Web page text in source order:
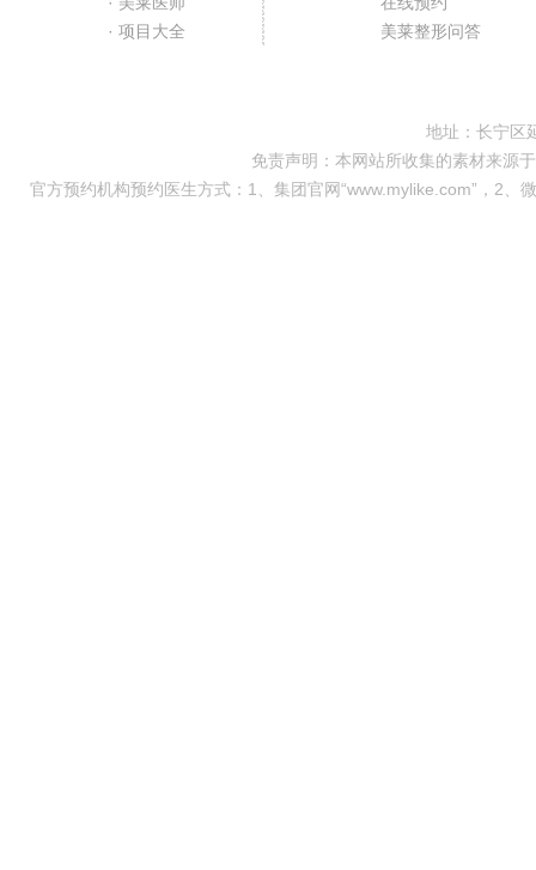
· 项目大全
美莱整形问答
地址：长宁区
免责声明：本网站所收集的素材来源
官方预约机构预约医生方式：1、集团官网“www.mylike.com”，2